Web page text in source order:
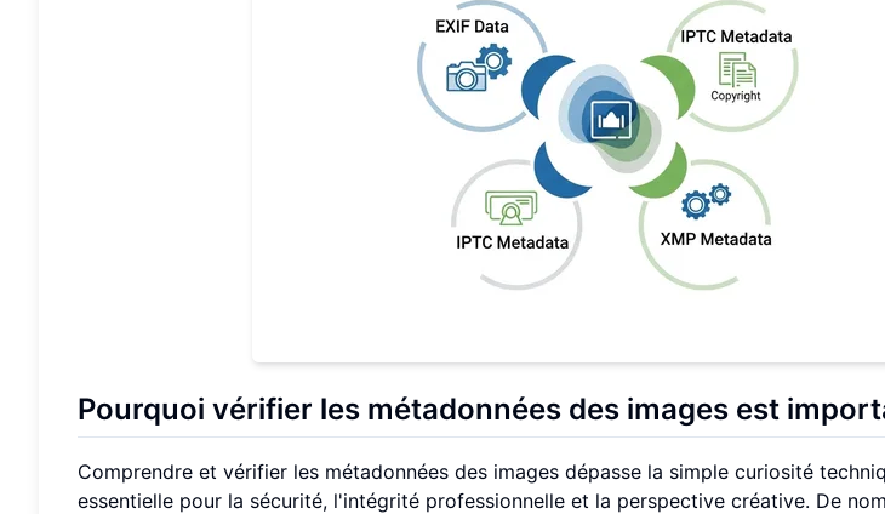
Pourquoi vérifier les métadonnées des images est
Comprendre et vérifier les métadonnées des images dépasse la simple curiosité
essentielle pour la sécurité, l'intégrité professionnelle et la perspective créative. De